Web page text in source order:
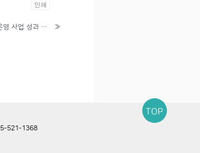
TOP
인쇄
[2025.12.18.] 지역연대안전프로그램 운영 사업 성과 보고회 »
521-1368